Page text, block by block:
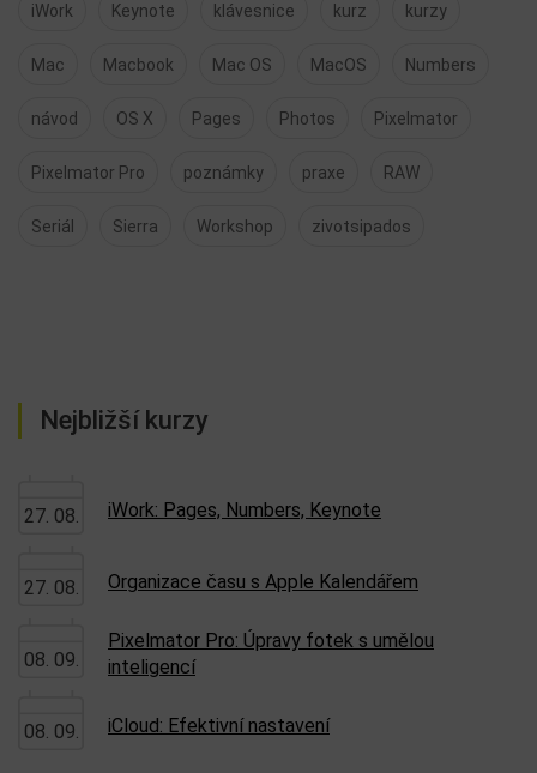
iWork Keynote klávesnice kurz kurzy
Mac Macbook Mac OS MacOS Numbers
návod OS X Pages Photos Pixelmator
Pixelmator Pro poznámky praxe RAW
Seriál Sierra Workshop zivotsipados
Nejbližší kurzy
27. 08. iWork: Pages, Numbers, Keynote
27. 08. Organizace času s Apple Kalendářem
08. 09.
Pixelmator Pro: Úpravy fotek s umělou
inteligencí
08. 09. iCloud: Efektivní nastavení